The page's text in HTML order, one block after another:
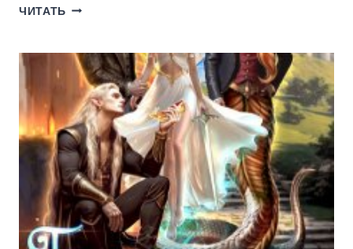
ЧИТАТЬ ТЕМНЫМ
ЧАЙ
НЕ…
ПРЕДЛАГАТЬ!
(НЕЖЕНЦЕВА
ЕКАТЕРИНА)